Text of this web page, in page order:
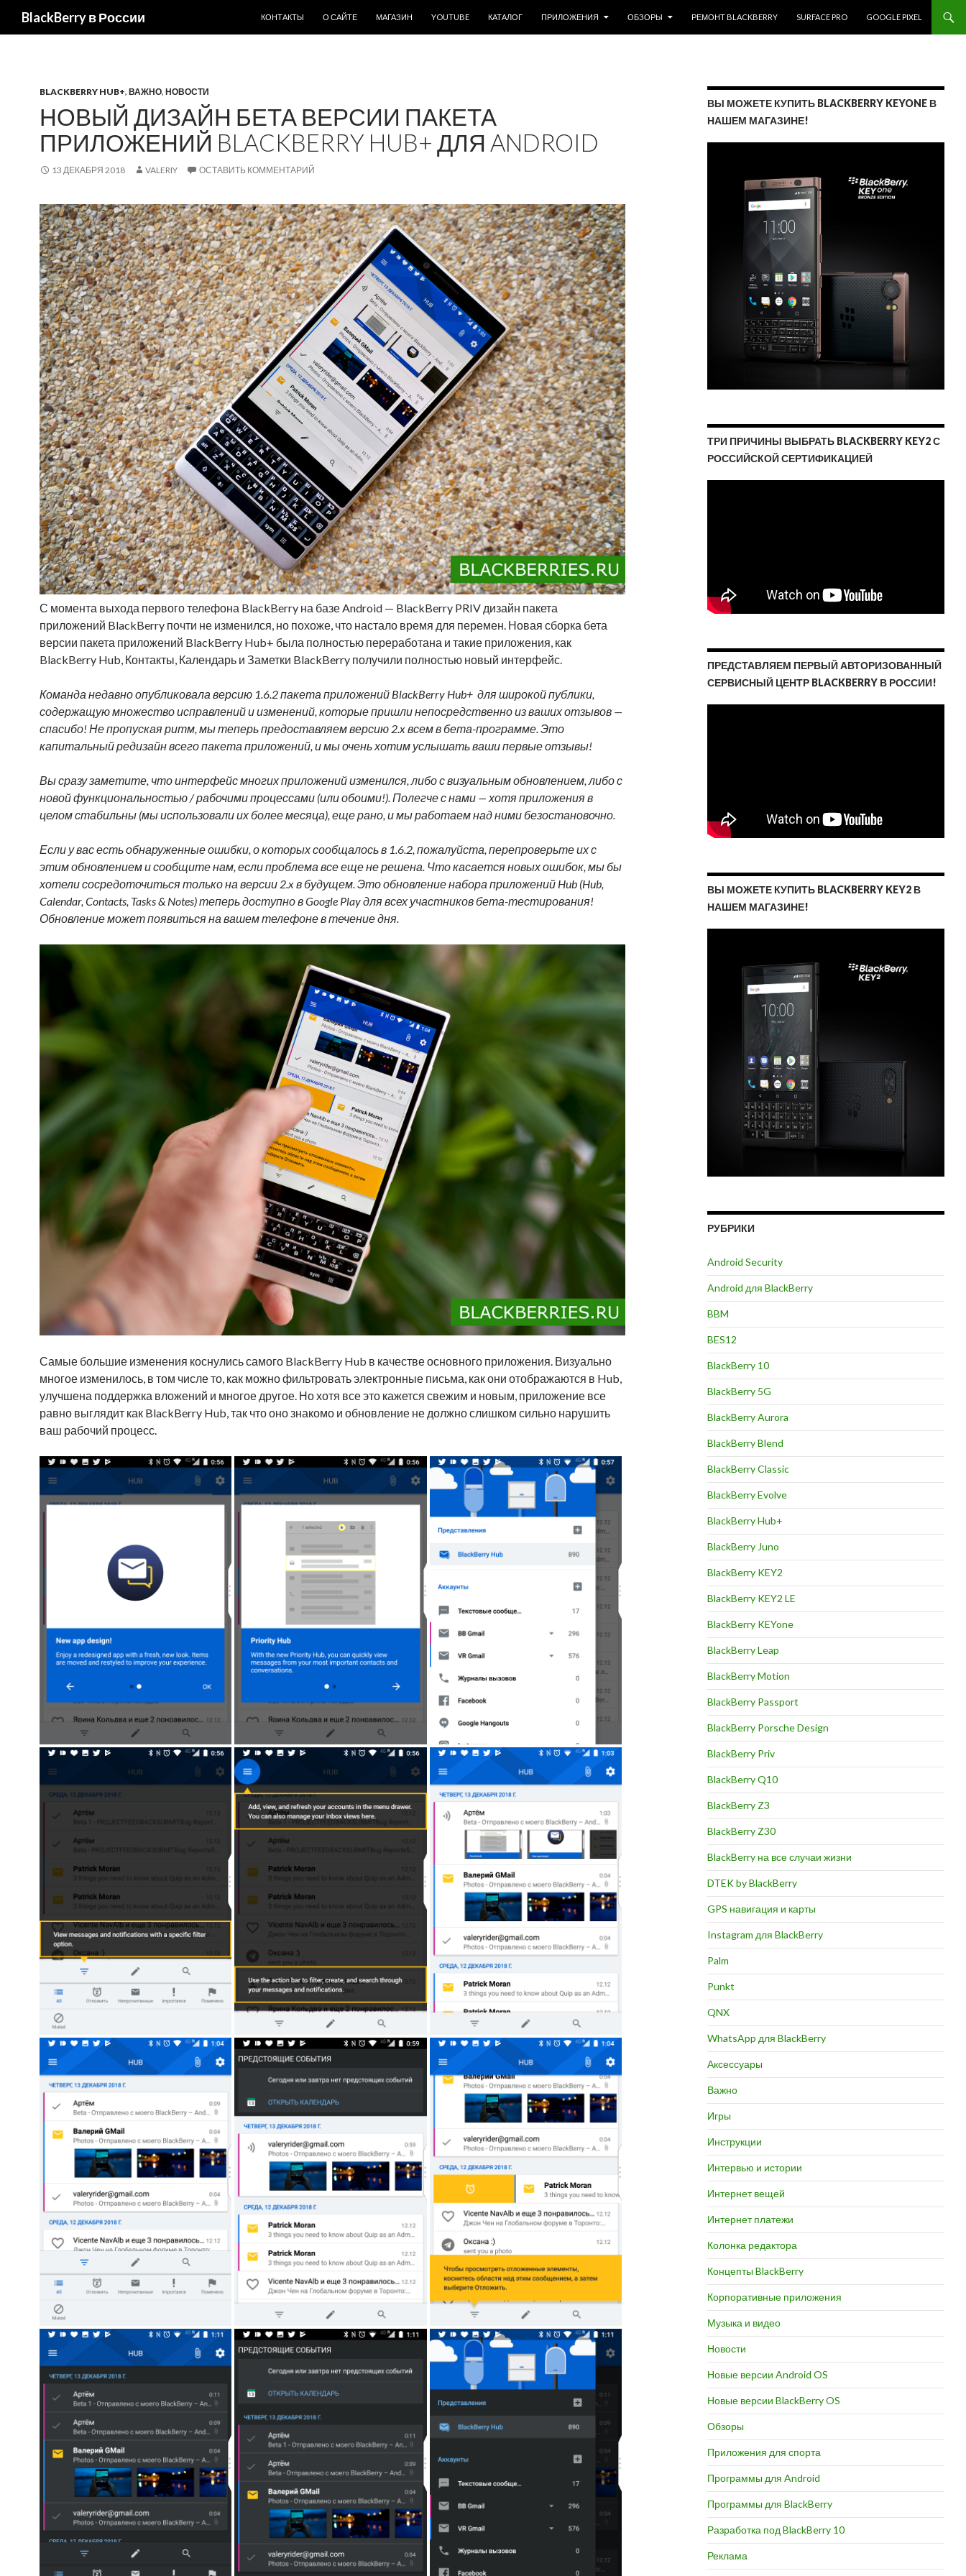
BlackBerry в России
КОНТАКТЫ
О САЙТЕ МАГАЗИН YOUTUBE КАТАЛОГ ПРИЛОЖЕНИЯ ОБЗОРЫ РЕМОНТ BLACKBERRY SURFACE PRO GOOGLE PIXEL
BLACKBERRY HUB+, ВАЖНО, НОВОСТИ
НОВЫЙ ДИЗАЙН БЕТА ВЕРСИИ ПАКЕТА
ПРИЛОЖЕНИЙ BLACKBERRY HUB+ ДЛЯ ANDROID
13 ДЕКАБРЯ 2018 VALERIY ОСТАВИТЬ КОММЕНТАРИЙ
С момента выхода первого телефона BlackBerry на базе Android — BlackBerry PRIV дизайн пакета
приложений BlackBerry почти не изменился, но похоже, что настало время для перемен. Новая сборка бета
версии пакета приложений BlackBerry Hub+ была полностью переработана и такие приложения, как
BlackBerry Hub, Контакты, Календарь и Заметки BlackBerry получили полностью новый интерфейс.
Команда недавно опубликовала версию 1.6.2 пакета приложений BlackBerry Hub+ для широкой публики,
содержащую множество исправлений и изменений, которые пришли непосредственно из ваших отзывов —
спасибо! Не пропуская ритм, мы теперь предоставляем версию 2.x всем в бета-программе. Это
капитальный редизайн всего пакета приложений, и мы очень хотим услышать ваши первые отзывы!
Вы сразу заметите, что интерфейс многих приложений изменился, либо с визуальным обновлением, либо с
новой функциональностью / рабочими процессами (или обоими!). Полегче с нами — хотя приложения в
целом стабильны (мы использовали их более месяца), еще рано, и мы работаем над ними безостановочно.
Если у вас есть обнаруженные ошибки, о которых сообщалось в 1.6.2, пожалуйста, перепроверьте их с
этим обновлением и сообщите нам, если проблема все еще не решена. Что касается новых ошибок, мы бы
хотели сосредоточиться только на версии 2.x в будущем. Это обновление набора приложений Hub (Hub,
Calendar, Contacts, Tasks & Notes) теперь доступно в Google Play для всех участников бета-тестирования!
Обновление может появиться на вашем телефоне в течение дня.
Самые большие изменения коснулись самого BlackBerry Hub в качестве основного приложения. Визуально
многое изменилось, в том числе то, как можно фильтровать электронные письма, как они отображаются в Hub,
улучшена поддержка вложений и многое другое. Но хотя все это кажется свежим и новым, приложение все
равно выглядит как BlackBerry Hub, так что оно знакомо и обновление не должно слишком сильно нарушить
ваш рабочий процесс.
ВЫ МОЖЕТЕ КУПИТЬ BLACKBERRY KEYONE В
НАШЕМ МАГАЗИНЕ!
ТРИ ПРИЧИНЫ ВЫБРАТЬ BLACKBERRY KEY2 С
РОССИЙСКОЙ СЕРТИФИКАЦИЕЙ
ПРЕДСТАВЛЯЕМ ПЕРВЫЙ АВТОРИЗОВАННЫЙ
СЕРВИСНЫЙ ЦЕНТР BLACKBERRY В РОССИИ!
ВЫ МОЖЕТЕ КУПИТЬ BLACKBERRY KEY2 В
НАШЕМ МАГАЗИНЕ!
РУБРИКИ
Android Security
Android для BlackBerry
BBM
BES12
BlackBerry 10
BlackBerry 5G
BlackBerry Aurora
BlackBerry Blend
BlackBerry Classic
BlackBerry Evolve
BlackBerry Hub+
BlackBerry Juno
BlackBerry KEY2
BlackBerry KEY2 LE
BlackBerry KEYone
BlackBerry Leap
BlackBerry Motion
BlackBerry Passport
BlackBerry Porsche Design
BlackBerry Priv
BlackBerry Q10
BlackBerry Z3
BlackBerry Z30
BlackBerry на все случаи жизни
DTEK by BlackBerry
GPS навигация и карты
Instagram для BlackBerry
Palm
Punkt
QNX
WhatsApp для BlackBerry
Аксессуары
Важно
Игры
Инструкции
Интервью и истории
Интернет вещей
Интернет платежи
Колонка редактора
Концепты BlackBerry
Корпоративные приложения
Музыка и видео
Новости
Новые версии Android OS
Новые версии BlackBerry OS
Обзоры
Приложения для спорта
Программы для Android
Программы для BlackBerry
Разработка под BlackBerry 10
Реклама